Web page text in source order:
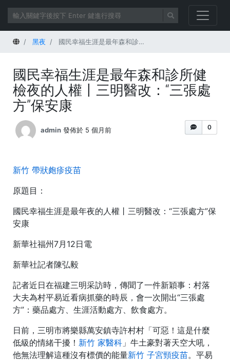
首頁 黑夜 國民幸福生涯是最年森和診所健檢夜的人權丨三明醫改：“三張處方”保安康
國民幸福生涯是最年森和診所健
檢夜的人權丨三明醫改：“三張處
方”保安康
0
admin 發佈於 5 個月前
新竹 帶狀皰疹疫苗
原題目：
國民幸福生涯是最年夜的人權丨三明醫改：“三張處方”保
安康
新華社福州7月12日電
新華社記者陳弘毅
記者近日在福建三明采訪時，傳聞了一件新穎事：村落
大夫為村平易近看病抓藥的時辰，會一次開出“三張處
方”：藥品處方、生涯活動處方、飲食處方。
日前，三明市將樂縣萬安鎮寺許村村「可惡！這是什麼
低級的情緒干擾！ 新竹 家醫科 」牛土豪對著天空大吼，
他無法理解這種沒有標價的能量新竹 子宮頸疫苗。平易